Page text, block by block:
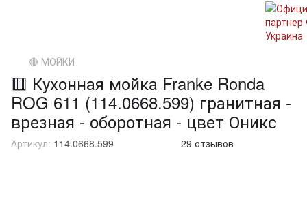
🔴 МОЙКИ
🟥 Кухонная мойка Franke Ronda
ROG 611 (114.0668.599) гранитная -
врезная - оборотная - цвет Оникс
Артикул: 114.0668.599 29 отзывов